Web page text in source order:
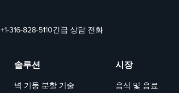
+1-316-828-5110긴급 상담 전화
솔루션
벽 기둥 분할 기술
시장
음식 및 음료